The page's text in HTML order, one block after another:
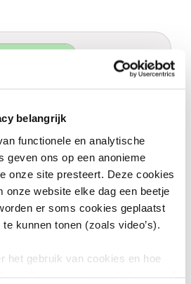
belangrijk
functionele en analytische
geven ons op een anonieme
onze site presteert. Deze cookies
onze website elke dag een beetje
er soms cookies geplaatst
kunnen tonen (zoals video’s).
het gebruik van cookies en hoe